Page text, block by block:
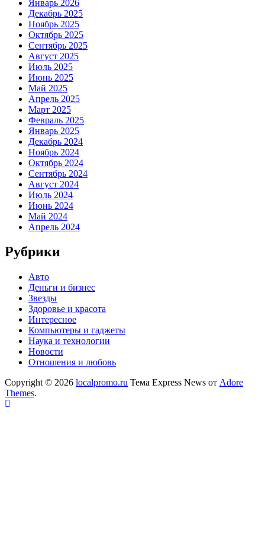
Январь 2026
Декабрь 2025
Ноябрь 2025
Октябрь 2025
Сентябрь 2025
Август 2025
Июль 2025
Июнь 2025
Май 2025
Апрель 2025
Март 2025
Февраль 2025
Январь 2025
Декабрь 2024
Ноябрь 2024
Октябрь 2024
Сентябрь 2024
Август 2024
Июль 2024
Июнь 2024
Май 2024
Апрель 2024
Рубрики
Авто
Деньги и бизнес
Звезды
Здоровье и красота
Интересное
Компьютеры и гаджеты
Наука и технологии
Новости
Отношения и любовь
Copyright © 2026 localpromo.ru Тема Express News от Adore
Themes.